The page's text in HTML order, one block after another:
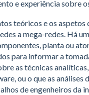
e experiência sobre
teóricos e os
a mega-redes. Há
planta ou
para informar a
as técnicas
ou o que as
de engenheiros da